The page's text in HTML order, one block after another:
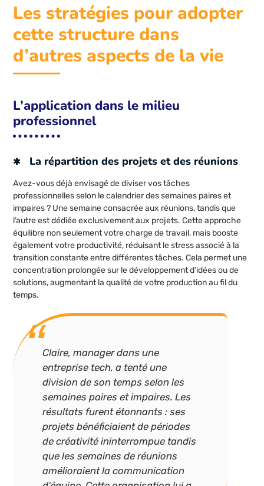
Les stratégies pour adopter
cette structure dans
d’autres aspects de la vie
L’application dans le milieu
professionnel
La répartition des projets et des réunions
Avez-vous déjà envisagé de diviser vos tâches
professionnelles selon le calendrier des semaines paires et
impaires ? Une semaine consacrée aux réunions, tandis que
l’autre est dédiée exclusivement aux projets. Cette approche
équilibre non seulement votre charge de travail, mais booste
également votre productivité, réduisant le stress associé à la
transition constante entre différentes tâches. Cela permet une
concentration prolongée sur le développement d’idées ou de
solutions, augmentant la qualité de votre production au fil du
temps.
Claire, manager dans une
entreprise tech, a tenté une
division de son temps selon les
semaines paires et impaires. Les
résultats furent étonnants : ses
projets bénéficiaient de périodes
de créativité ininterrompue tandis
que les semaines de réunions
amélioraient la communication